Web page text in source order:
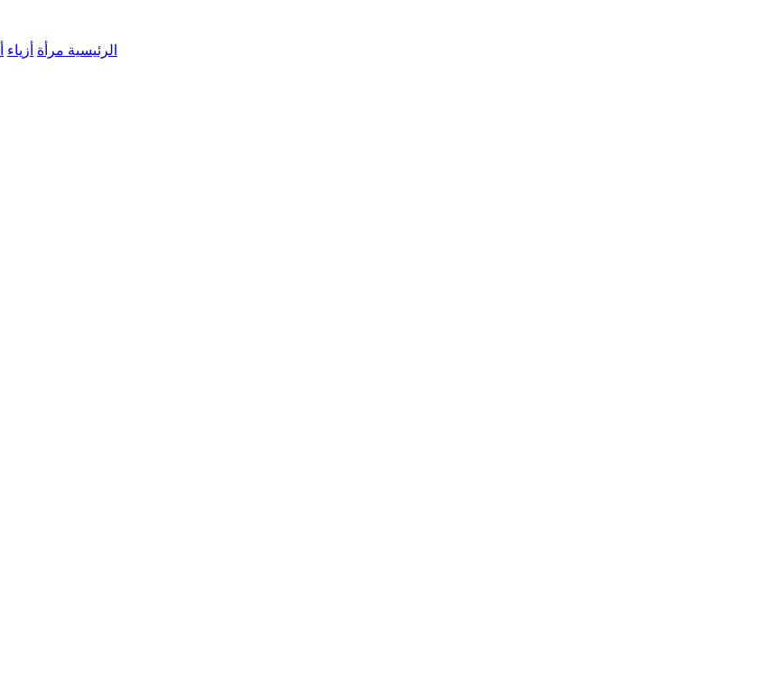
الرئيسية مرأة أزياء